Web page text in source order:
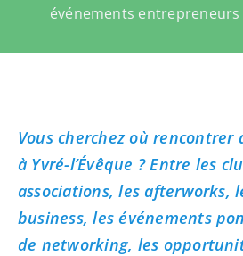
événements
Vous cherchez où
à Yvré-l’Évêque ? Entre les
associations, les afterworks,
business, les événements
de networking, les